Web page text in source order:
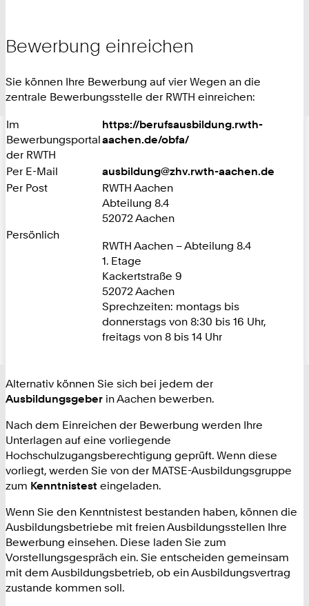
Bewerbung einreichen
Sie können Ihre Bewerbung auf vier Wegen an die
zentrale Bewerbungsstelle der RWTH einreichen:
Im
Bewerbungsportal
der RWTH
https://berufsausbildung.rwth-
aachen.de/obfa/
Per E-Mail
ausbildung@zhv.rwth-aachen.de
Per Post
RWTH Aachen
Abteilung 8.4
52072 Aachen
Persönlich
RWTH Aachen – Abteilung 8.4
1. Etage
Kackertstraße 9
52072 Aachen
Sprechzeiten: montags bis
donnerstags von 8:30 bis 16 Uhr,
freitags von 8 bis 14 Uhr
Alternativ können Sie sich bei jedem der
Ausbildungsgeber in Aachen bewerben.
Nach dem Einreichen der Bewerbung werden Ihre
Unterlagen auf eine vorliegende
Hochschulzugangsberechtigung geprüft. Wenn diese
vorliegt, werden Sie von der MATSE-Ausbildungsgruppe
zum Kenntnistest eingeladen.
Wenn Sie den Kenntnistest bestanden haben, können die
Ausbildungsbetriebe mit freien Ausbildungsstellen Ihre
Bewerbung einsehen. Diese laden Sie zum
Vorstellungsgespräch ein. Sie entscheiden gemeinsam
mit dem Ausbildungsbetrieb, ob ein Ausbildungsvertrag
zustande kommen soll.